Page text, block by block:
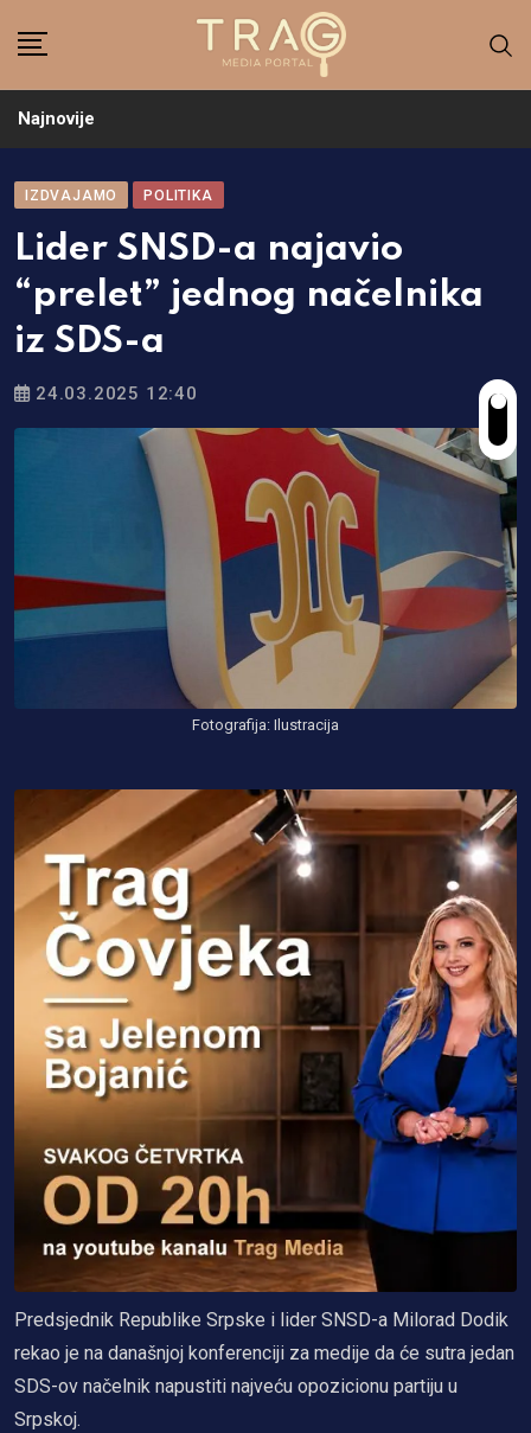
Najnovije
IZDVAJAMO POLITIKA
Lider SNSD-a najavio
“prelet” jednog načelnika
iz SDS-a
24.03.2025 12:40
Fotografija: Ilustracija
Predsjednik Republike Srpske i lider SNSD-a Milorad Dodik
rekao je na današnjoj konferenciji za medije da će sutra jedan
SDS-ov načelnik napustiti najveću opozicionu partiju u
Srpskoj.